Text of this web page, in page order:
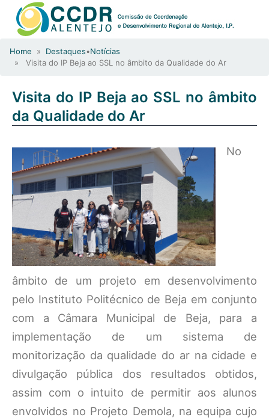
Home » Destaques•Notícias
» Visita do IP Beja ao SSL no âmbito da Qualidade do Ar
Visita do IP Beja ao SSL no âmbito
da Qualidade do Ar
No
âmbito de um projeto em desenvolvimento
pelo Instituto Politécnico de Beja em conjunto
com a Câmara Municipal de Beja, para a
implementação de um sistema de
monitorização da qualidade do ar na cidade e
divulgação pública dos resultados obtidos,
assim com o intuito de permitir aos alunos
envolvidos no Projeto Demola, na equipa cujo